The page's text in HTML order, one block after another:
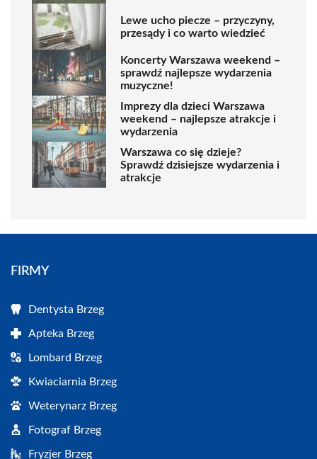
Lewe ucho piecze – przyczyny,
przesądy i co warto wiedzieć
Koncerty Warszawa weekend –
sprawdź najlepsze wydarzenia
muzyczne!
Imprezy dla dzieci Warszawa
weekend – najlepsze atrakcje i
wydarzenia
Warszawa co się dzieje?
Sprawdź dzisiejsze wydarzenia i
atrakcje
FIRMY
Dentysta Brzeg
Apteka Brzeg
Lombard Brzeg
Kwiaciarnia Brzeg
Weterynarz Brzeg
Fotograf Brzeg
Fryzjer Brzeg